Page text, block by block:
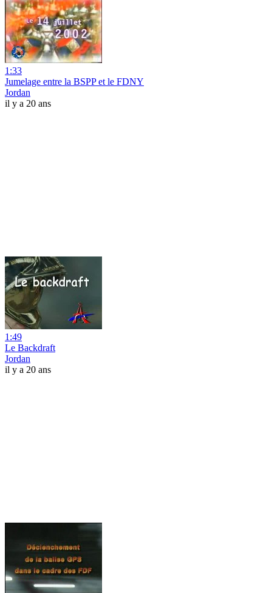
1:33
Jumelage entre la BSPP et le FDNY
Jordan
il y a 20 ans
1:49
Le Backdraft
Jordan
il y a 20 ans